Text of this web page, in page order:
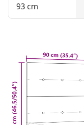
93 cm